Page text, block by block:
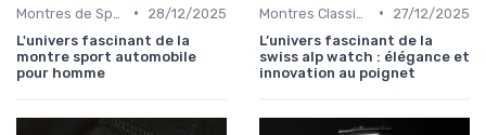
•
28/12/2025
L'univers fascinant de la
montre sport automobile
pour homme
•
27/12/2025
L’univers fascinant de la
swiss alp watch : élégance et
innovation au poignet